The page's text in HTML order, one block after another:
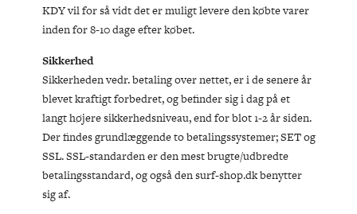
KDY vil for så vidt det er muligt levere den købte varer
inden for 8-10 dage efter købet.
Sikkerhed
Sikkerheden vedr. betaling over nettet, er i de senere år
blevet kraftigt forbedret, og befinder sig i dag på et
langt højere sikkerhedsniveau, end for blot 1-2 år siden.
Der findes grundlæggende to betalingssystemer; SET og
SSL. SSL-standarden er den mest brugte/udbredte
betalingsstandard, og også den surf-shop.dk benytter
sig af.